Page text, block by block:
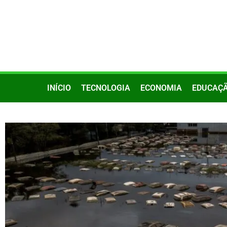
INÍCIO TECNOLOGIA ECONOMIA